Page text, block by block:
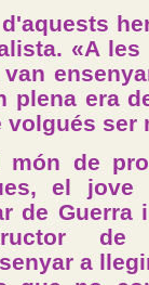
«A les
plena era
volgués ser
món de
el jove
de Guerra
de
a